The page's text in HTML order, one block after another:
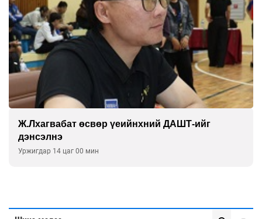
Ж.Лхагвабат өсвөр үеийнхний ДАШТ-ийг
дэнсэлнэ
Уржигдар 14 цаг 00 мин